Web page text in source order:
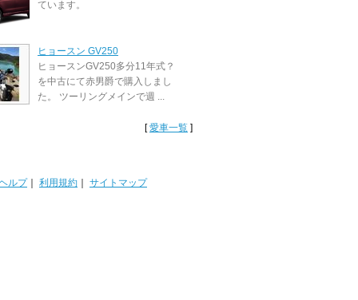
ています。
ヒョースン GV250
ヒョースンGV250多分11年式？
を中古にて赤男爵で購入しまし
た。 ツーリングメインで週 ...
[愛車一覧 ]
ルプ｜ 利用規約 サイトマップ